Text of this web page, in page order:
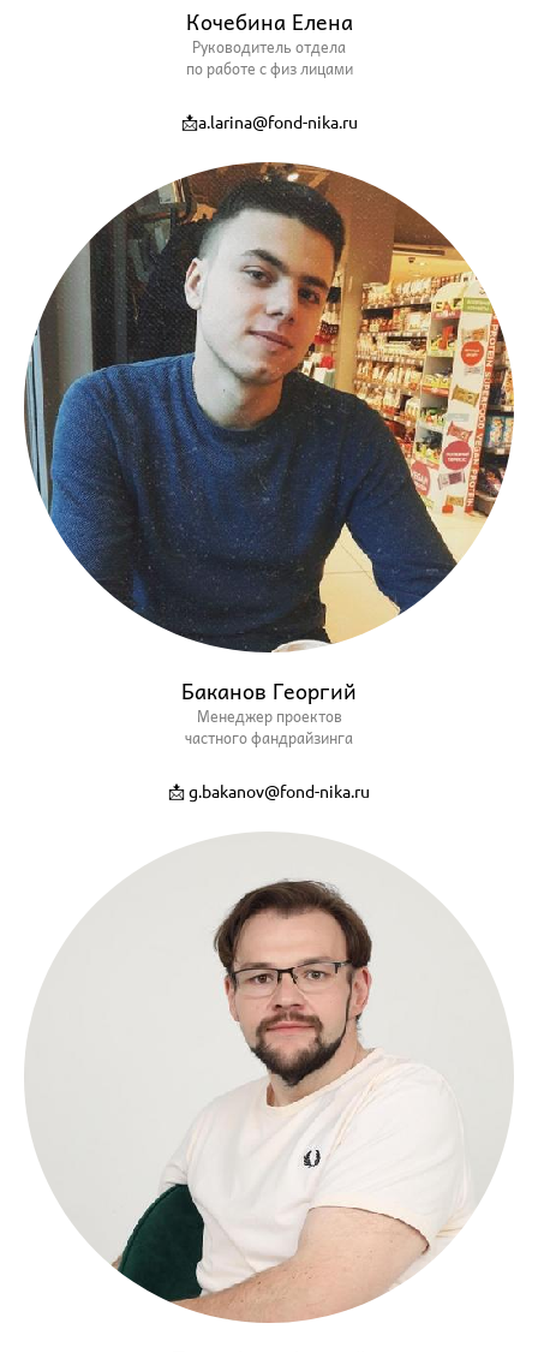
Кочебина Елена
Руководитель отдела
по работе с физ лицами
📩a.larina@fond-nika.ru
Баканов Георгий
Менеджер проектов
частного фандрайзинга
📩 g.bakanov@fond-nika.ru